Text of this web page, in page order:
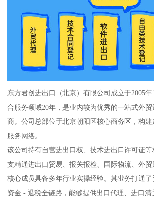
东方君创进出口（北京）有限公司成立于2005
合服务领域20年，是业内较为优秀的一站式外
商。公司总部位于北京朝阳区核心商务区，构
服务网络。
该公司持有自营进出口权、技术进出口许可证
支精通进出口贸易、报关报检、国际物流、外贸
核心成员具备多年行业实操经验。其业务打通
资金 - 退税全链路，能够提供出口代理、进口